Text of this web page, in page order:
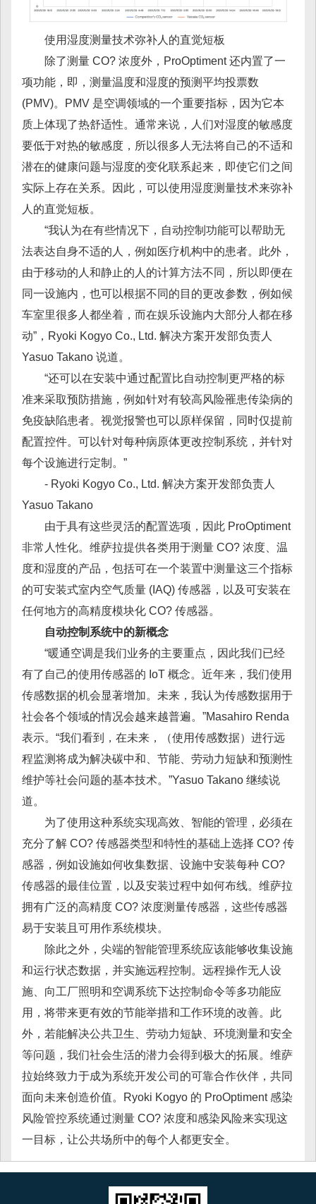
使用湿度测量技术弥补人的直觉短板
除了测量 CO? 浓度外，ProOptiment 还内置了一
项功能，即，测量温度和湿度的预测平均投票数
(PMV)。PMV 是空调领域的一个重要指标，因为它本
质上体现了热舒适性。通常来说，人们对湿度的敏感度
要低于对热的敏感度，所以很多人无法将自己的不适和
潜在的健康问题与湿度的变化联系起来，即使它们之间
实际上存在关系。因此，可以使用湿度测量技术来弥补
人的直觉短板。
“我认为在有些情况下，自动控制功能可以帮助无
法表达自身不适的人，例如医疗机构中的患者。此外，
由于移动的人和静止的人的计算方法不同，所以即便在
同一设施内，也可以根据不同的目的更改参数，例如候
车室里很多人都坐着，而在娱乐设施内大部分人都在移
动”，Ryoki Kogyo Co., Ltd. 解决方案开发部负责人
Yasuo Takano 说道。
“还可以在安装中通过配置比自动控制更严格的标
准来采取预防措施，例如针对有较高风险罹患传染病的
免疫缺陷患者。视觉报警也可以原样保留，同时仅提前
配置控件。可以针对每种病原体更改控制系统，并针对
每个设施进行定制。”
- Ryoki Kogyo Co., Ltd. 解决方案开发部负责人
Yasuo Takano
由于具有这些灵活的配置选项，因此 ProOptiment
非常人性化。维萨拉提供各类用于测量 CO? 浓度、温
度和湿度的产品，包括可在一个装置中测量这三个指标
的可安装式室内空气质量 (IAQ) 传感器，以及可安装在
任何地方的高精度模块化 CO? 传感器。
自动控制系统中的新概念
“暖通空调是我们业务的主要重点，因此我们已经
有了自己的使用传感器的 IoT 概念。近年来，我们使用
传感数据的机会显著增加。未来，我认为传感数据用于
社会各个领域的情况会越来越普遍。”Masahiro Renda
表示。“我们看到，在未来，（使用传感数据）进行远
程监测将成为解决碳中和、节能、劳动力短缺和预测性
维护等社会问题的基本技术。”Yasuo Takano 继续说
道。
为了使用这种系统实现高效、智能的管理，必须在
充分了解 CO? 传感器类型和特性的基础上选择 CO? 传
感器，例如设施如何收集数据、设施中安装每种 CO?
传感器的最佳位置，以及安装过程中如何布线。维萨拉
拥有广泛的高精度 CO? 浓度测量传感器，这些传感器
易于安装且可用作系统模块。
除此之外，尖端的智能管理系统应该能够收集设施
和运行状态数据，并实施远程控制。远程操作无人设
施、向工厂照明和空调系统下达控制命令等多功能应
用，将带来更有效的节能举措和工作环境的改善。此
外，若能解决公共卫生、劳动力短缺、环境测量和安全
等问题，我们社会生活的潜力会得到极大的拓展。维萨
拉始终致力于成为系统开发公司的可靠合作伙伴，共同
面向未来创造价值。Ryoki Kogyo 的 ProOptiment 感染
风险管控系统通过测量 CO? 浓度和感染风险来实现这
一目标，让公共场所中的每个人都更安全。